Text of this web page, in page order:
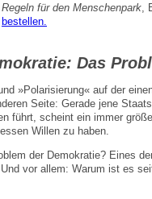
Regeln für den Menschenpark
bestellen.
Das
»Polarisierung« auf der
Seite: Gerade jene
führt, scheint ein immer
Willen zu haben.
der Demokratie? Eines
vor allem: Warum ist es